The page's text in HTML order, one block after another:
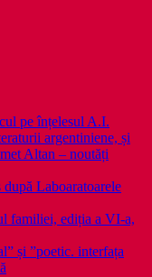
pe înțelesul A.I.
argentiniene, și
Altan – noutăți
Laboaratoarele
familiei, ediția a VI-a,
și ”poetic. interfața